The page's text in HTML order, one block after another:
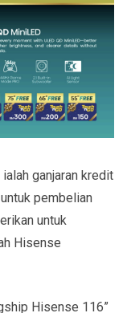
ganjaran kredit
pembelian
untuk
Hisense
Hisense 116”